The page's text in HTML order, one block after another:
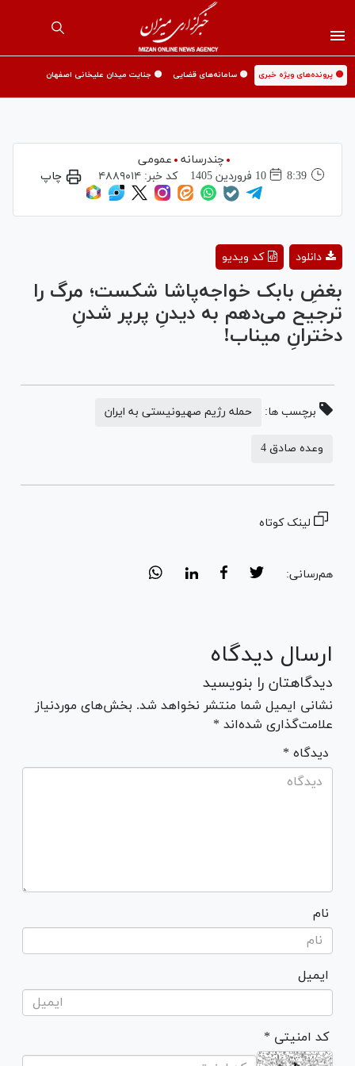
🟡 پرونده‌های ویژه خبری 🟡 سامانه‌های قضایی 🟡 جنایت میدان علیخانی اصفهان
چندرسانه
عمومی
8:39
10 فروردين 1405 کد خبر: ۴۸۸۹۰۱۴ چاپ
Video
کد ویدیو دانلود
بغضِ بابک خواجه‌پاشا شکست؛ مرگ را
ترجیح می‌دهم به دیدنِ پرپر شدنِ
دخترانِ میناب!
برچسب ها: حمله رژیم صهیونیستی به ایران
وعده صادق 4
لینک کوتاه
هم‌رسانی:
ارسال دیدگاه
دیدگاهتان را بنویسید
نشانی ایمیل شما منتشر نخواهد شد. بخش‌های موردنیاز
علامت‌گذاری شده‌اند *
* دیدگاه
نام
ایمیل
* کد امنیتی